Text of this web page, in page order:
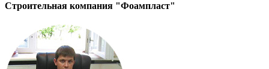
Строительная компания "Фоампласт"